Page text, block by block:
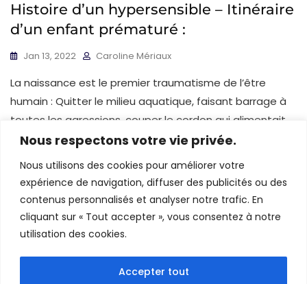
Nous respectons votre vie privée.
Nous utilisons des cookies pour améliorer votre
expérience de navigation, diffuser des publicités ou des
contenus personnalisés et analyser notre trafic. En
cliquant sur « Tout accepter », vous consentez à notre
utilisation des cookies.
Accepter tout
Histoire d’un hypersensible – Itinéraire
d’un enfant prématuré :
Jan 13, 2022 Caroline Mériaux
La naissance est le premier traumatisme de l’être
humain : Quitter le milieu aquatique, faisant barrage à
toutes les agressions, couper le cordon qui alimentait
le fœtus de manière permanente lui permettant de ne
Pagination
des
Page
1 Page
2